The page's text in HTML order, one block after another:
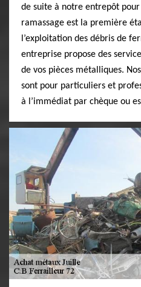
de suite à notre entrepôt
ramassage est la première
l’exploitation des débris de
entreprise propose des
de vos pièces métalliques.
sont pour particuliers et
à l’immédiat par chèque ou